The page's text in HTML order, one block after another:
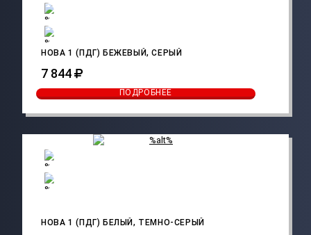
НОВА 1 (ПДГ) БЕЖЕВЫЙ, СЕРЫЙ
7 844
ПОДРОБНЕЕ
НОВА 1 (ПДГ) БЕЛЫЙ, ТЕМНО-СЕРЫЙ